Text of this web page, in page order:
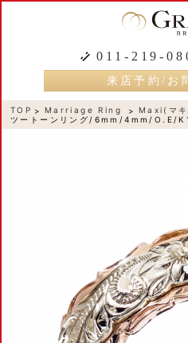
011-219-
来店予約/お
TOP Marriage Ring
Maxi(マキ
ツートーンリング/6mm/4mm/O.E/